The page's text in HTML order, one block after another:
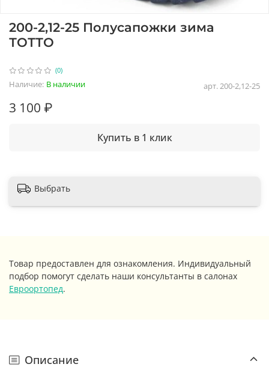
(0)
арт.200-2,12-25
Наличие: В наличии
200-2,12-25 Полусапожки зима
ТОТТО
3 100 ₽
Купить в 1 клик
Выбрать
Товар предоставлен для ознакомления. Индивидуальный
подбор помогут сделать наши консультанты в салонах
Евроортопед.
Описание